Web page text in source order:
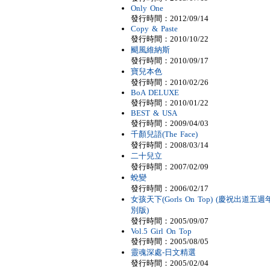
Only One
發行時間：2012/09/14
Copy & Paste
發行時間：2010/10/22
颶風維納斯
發行時間：2010/09/17
寶兒本色
發行時間：2010/02/26
BoA DELUXE
發行時間：2010/01/22
BEST & USA
發行時間：2009/04/03
千顏兒語(The Face)
發行時間：2008/03/14
二十兒立
發行時間：2007/02/09
蛻變
發行時間：2006/02/17
女孩天下(Gorls On Top) (慶祝出道五週
別版)
發行時間：2005/09/07
Vol.5 Girl On Top
發行時間：2005/08/05
靈魂深處-日文精選
發行時間：2005/02/04